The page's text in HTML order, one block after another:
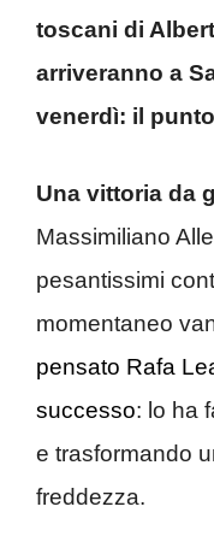
toscani di
arriveranno a
venerdì: il
Una vittoria da
Massimiliano
pesantissimi
momentaneo
pensato Rafa
successo: lo ha
e trasformando
freddezza.